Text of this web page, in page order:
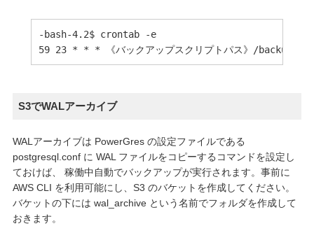
-bash-4.2$ crontab -e
59 23 * * * 《バックアップスクリプトパス》/backup.sh
S3でWALアーカイブ
WALアーカイブは PowerGres の設定ファイルである
postgresql.conf に WAL ファイルをコピーするコマンドを設定し
ておけば、 稼働中自動でバックアップが実行されます。事前に
AWS CLI を利用可能にし、S3 のバケットを作成してください。
バケットの下には wal_archive という名前でフォルダを作成して
おきます。